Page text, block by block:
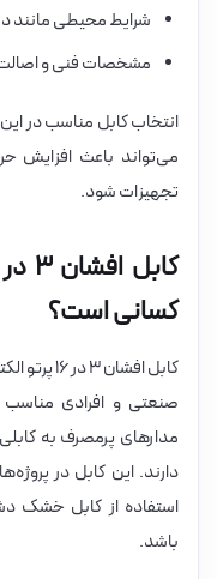
شرایط محیطی مانند
مشخصات فنی و اصالت
انتخاب کابل مناسب در این
می‌تواند باعث افزایش
تجهیزات شود.
کسانی است؟
کابل
صنعتی و افرادی مناسب
مدارهای پرمصرف به
دارند. این کابل در
استفاده از کابل خشک
باشد.